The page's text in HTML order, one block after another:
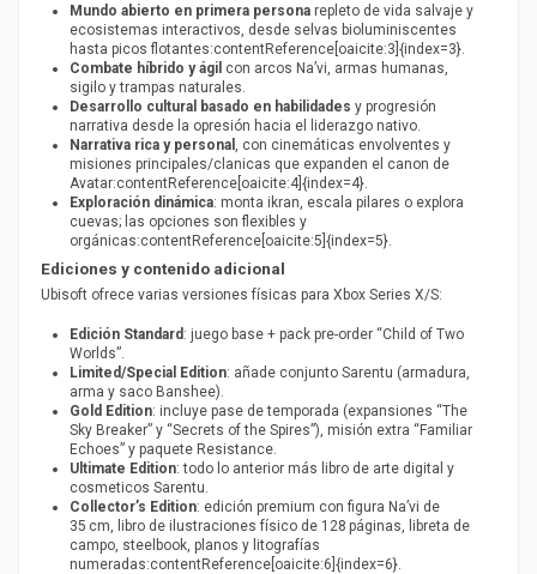
Mundo abierto en primera persona repleto de vida salvaje y
ecosistemas interactivos, desde selvas bioluminiscentes
hasta picos flotantes:contentReference[oaicite:3]{index=3}.
Combate híbrido y ágil con arcos Na’vi, armas humanas,
sigilo y trampas naturales.
Desarrollo cultural basado en habilidades y progresión
narrativa desde la opresión hacia el liderazgo nativo.
Narrativa rica y personal
, con cinemáticas envolventes y
misiones principales/clanicas que expanden el canon de
Avatar:contentReference[oaicite:4]{index=4}.
Exploración dinámica: monta ikran, escala pilares o explora
cuevas; las opciones son flexibles y
orgánicas:contentReference[oaicite:5]{index=5}.
Ediciones y contenido adicional
Ubisoft ofrece varias versiones físicas para Xbox Series X/S:
Edición Standard : juego base + pack pre-order “Child of Two
Worlds”.
Limited/Special Edition: añade conjunto Sarentu (armadura,
arma y saco Banshee).
Gold Edition: incluye pase de temporada (expansiones “The
Sky Breaker” y “Secrets of the Spires”), misión extra “Familiar
Echoes” y paquete Resistance.
Ultimate Edition: todo lo anterior más libro de arte digital y
cosmeticos Sarentu.
Collector’s Edition: edición premium con figura Na’vi de
35 cm, libro de ilustraciones físico de 128 páginas, libreta de
campo, steelbook, planos y litografías
numeradas:contentReference[oaicite:6]{index=6}.